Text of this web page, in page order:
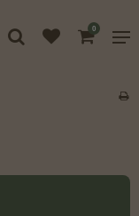
0